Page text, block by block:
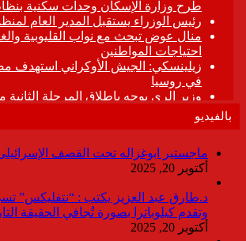
بالفيديو
ماجستير ابوغزاله تحت القصف
أكتوبر 20, 2025
د.طارق عبد العزيز يكتب : “نتفليكس”
وتقدم كيلوباترا بصورة تُجافي الحقيقة
أكتوبر 20, 2025